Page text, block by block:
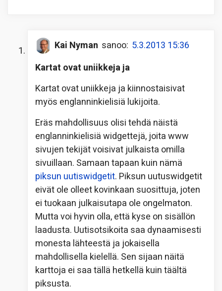
Kai Nyman sanoo: 5.3.2013 15:36
Kartat ovat uniikkeja ja
Kartat ovat uniikkeja ja kiinnostaisivat
myös englanninkielisiä lukijoita.
Eräs mahdollisuus olisi tehdä näistä
englanninkielisiä widgettejä, joita www
sivujen tekijät voisivat julkaista omilla
sivuillaan. Samaan tapaan kuin nämä
piksun uutiswidgetit. Piksun uutuswidgetit
eivät ole olleet kovinkaan suosittuja, joten
ei tuokaan julkaisutapa ole ongelmaton.
Mutta voi hyvin olla, että kyse on sisällön
laadusta. Uutisotsikoita saa dynaamisesti
monesta lähteestä ja jokaisella
mahdollisella kielellä. Sen sijaan näitä
karttoja ei saa tällä hetkellä kuin täältä
piksusta.